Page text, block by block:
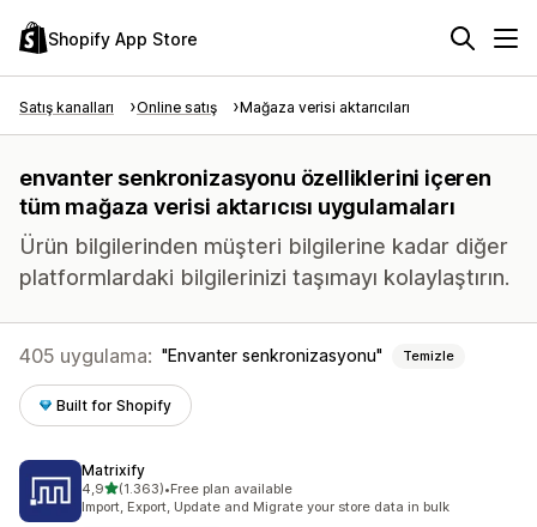
Shopify App Store
Satış kanalları Online satış Mağaza verisi aktarıcıları
envanter senkronizasyonu özelliklerini içeren
tüm mağaza verisi aktarıcısı uygulamaları
Ürün bilgilerinden müşteri bilgilerine kadar diğer
platformlardaki bilgilerinizi taşımayı kolaylaştırın.
405 uygulama: Envanter senkronizasyonu Temizle
Built for Shopify
Matrixify
4,95 yıldız üzerinden
(1.363)
toplam 1363 değerlendirme
•Free plan available
Import, Export, Update and Migrate your store data in bulk